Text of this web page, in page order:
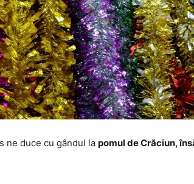
ne duce cu gândul la pomul de Crăciun,